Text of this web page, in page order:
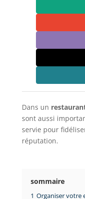
Dans un
sont aussi
servie pour
réputation.
sommaire
1 Organiser votre